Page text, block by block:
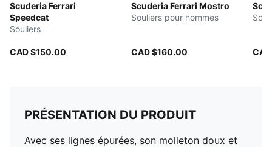
Scuderia Ferrari
Speedcat
Souliers
CAD $150.00
Scuderia Ferrari Mostro
Souliers pour hommes
CAD $160.00
PRÉSENTATION DU PRODUIT
Avec ses lignes épurées, son molleton doux et